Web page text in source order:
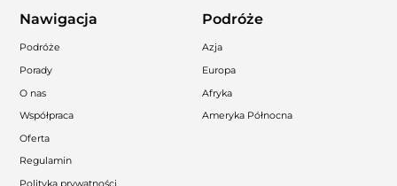
Nawigacja
Podróże
Porady
O nas
Współpraca
Oferta
Regulamin
Podróże
Azja
Europa
Afryka
Ameryka Północna